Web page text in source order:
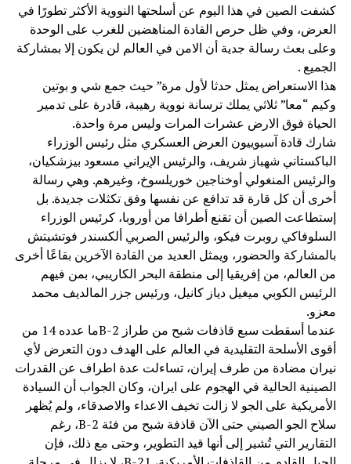
كشفت الصين في هذا اليوم عن أسلحتها النووية الأكثر تطورًا في
العرض، وفي ظل حرص القادة المناهضين للغرب على الوحدة
وعلى بعث رسالة جدية أن الامن في العالم لن يكون إلا بمشاركة
الجميع .
هذا الاستعراض يمثل حدثا لأول مرة” حيث جمع شي و بوتين
وكيم “معا” ثلاثي يملك ترسانة نووية رهيبة، قادرة على تدمير
الحياة فوق الارض عشرات المرات وليس مرة واحدة.
شارك قادة آسيوييون العرض العسكري مثل رئيس الوزراء
الباكستاني شهباز شريف، والرئيس الإيراني مسعود بيزشكيان،
والرئيس المنغولي أوخناجين خوريلسوخ، وغيرهم. وهي رسالة
أخرى أن كل قارة قد تدافع عن نفسها وفق تكثلات جديدة. بل
إستطاعت الصين أن تقنع أطرافا من أوروبا، كرئيس الوزراء
السلوفاكي روبرت فيكو، والرئيس الصربي ألكسندر فوتشيتش
بالمشاركة والحضور، ويمثل العديد من القادة الآخرين بقاعًا أخرى
من العالم، من إفريقيا إلى منطقة البحر الكاريبي، بمن فيهم
الرئيس الكوبي ميغيل دياز كانيل، ورئيس جزر المالديف محمد
معزو.
عندما أسقطت سبع قاذفات شبح من طراز B-2ما عدده 14 من
أقوى الأسلحة التقليدية في العالم على الهدف دون التعرض لأي
نيران مضادة من طرف إيران، تساءلت عدة اطراف عن القدرات
الصينية الحالية في الهجوم على ايران، وكان الجواب أن السيادة
الأمريكية على الجو لا زالت تخيف الاعداء والاصدقاء، ولم يُظهر
سلاح الجو الصيني حتى الآن قاذفة شبح من فئة B-2، رغم
التقارير التي تُشير إلى أنها قيد التطوير، وحتى مع ذلك، فإن